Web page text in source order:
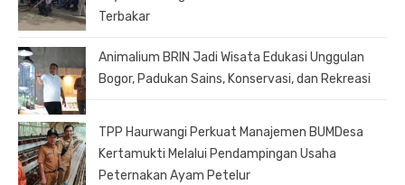
Terbakar
Animalium BRIN Jadi Wisata Edukasi Unggulan
Bogor, Padukan Sains, Konservasi, dan Rekreasi
TPP Haurwangi Perkuat Manajemen BUMDesa
Kertamukti Melalui Pendampingan Usaha
Peternakan Ayam Petelur